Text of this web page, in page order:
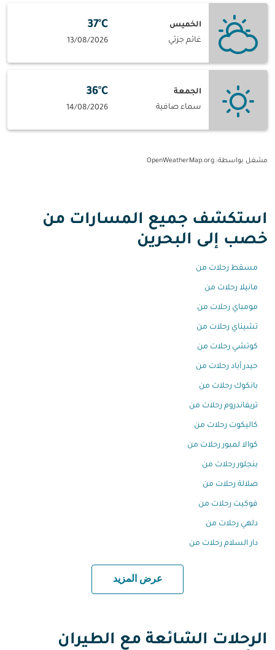
الخميس
غائم جزئي
37°C
13/08/2026
الجمعة
سماء صافية
36°C
14/08/2026
مشغل بواسطة: OpenWeatherMap.org
استكشف جميع المسارات من
خصب إلى البحرين
مسقط رحلات من
مانيلا رحلات من
مومباي رحلات من
تشيناي رحلات من
كوتشي رحلات من
حيدر أباد رحلات من
بانكوك رحلات من
تريفاندروم رحلات من
كاليكوت رحلات من
كوالا لمبور رحلات من
بنجلور رحلات من
صلالة رحلات من
فوكيت رحلات من
دلهي رحلات من
دار السلام رحلات من
عرض المزيد
الرحلات الشائعة مع الطيران